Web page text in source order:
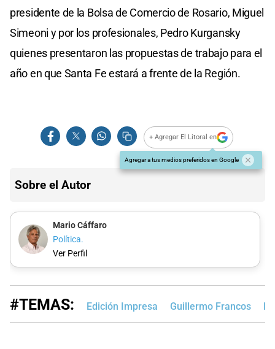
presidente de la Bolsa de Comercio de Rosario, Miguel
Simeoni y por los profesionales, Pedro Kurgansky
quienes presentaron las propuestas de trabajo para el
año en que Santa Fe estará a frente de la Región.
+ Agregar El Litoral en
Agregar a tus medios preferidos en Google
Sobre el Autor
Mario Cáffaro
Política.
Ver Perfil
#TEMAS: Edición Impresa Guillermo Francos